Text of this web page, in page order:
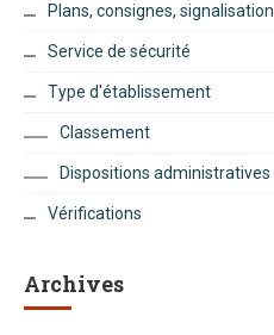
Plans, consignes, signalisation
Service de sécurité
Type d'établissement
Classement
Dispositions administratives
Vérifications
Archives